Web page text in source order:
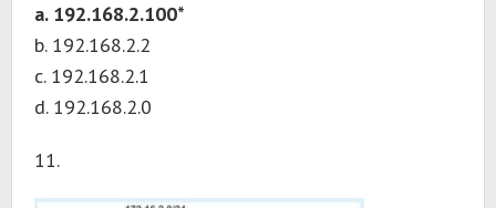
a. 192.168.2.100*
b. 192.168.2.2
c. 192.168.2.1
d. 192.168.2.0
11.